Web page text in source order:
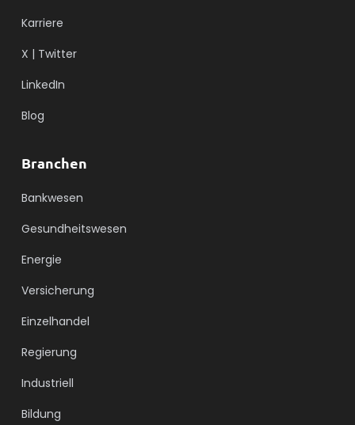
Karriere
X | Twitter
LinkedIn
Blog
Branchen
Bankwesen
Gesundheitswesen
Energie
Versicherung
Einzelhandel
Regierung
Industriell
Bildung